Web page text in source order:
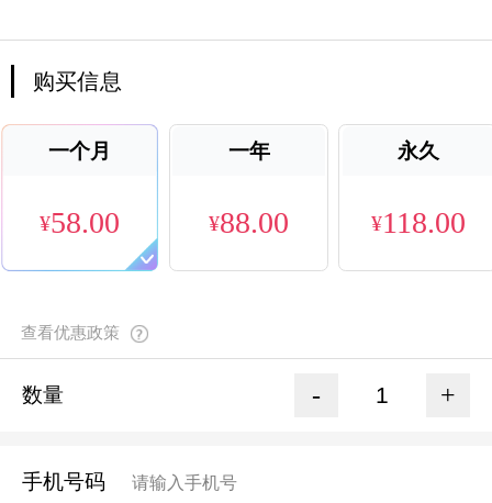
购买信息
一个月
¥58.00
一年
¥88.00
永久
¥118.00
查看优惠政策
数量 - +
手机号码